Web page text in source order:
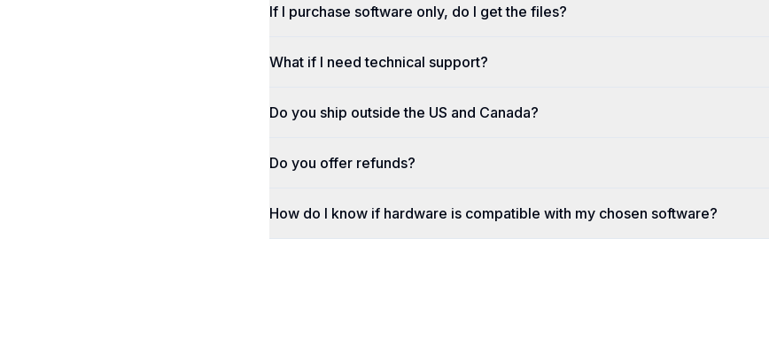
If I purchase software only, do I get the files?
What if I need technical support?
Do you ship outside the US and Canada?
Do you offer refunds?
How do I know if hardware is compatible with my chosen software?